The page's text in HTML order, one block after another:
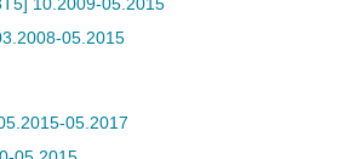
05.2015
05.2017